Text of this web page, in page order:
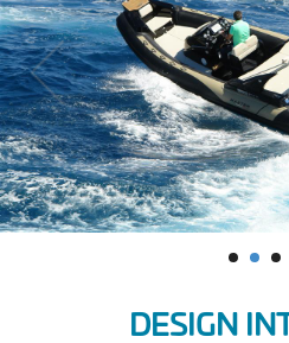
DESIGN